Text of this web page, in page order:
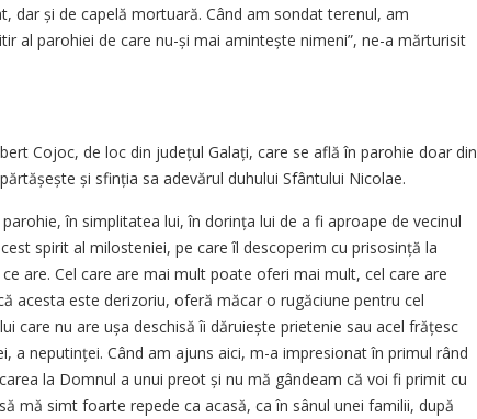
dar și de capelă mortuară. Când am sondat terenul, am
al parohiei de care nu-și mai amintește nimeni”, ne-a mărturisit
Cojoc, de loc din județul Galați, care se află în parohie doar din
și sfinția sa adevărul duhului Sfântului Nicolae.
în ­simplitatea lui, în dorința lui de a fi aproape de vecinul
spirit al milosteniei, pe care îl descoperim cu prisosință la
are. Cel care are mai mult poate oferi mai mult, cel care are
acesta este derizoriu, oferă măcar o rugăciune pentru cel
care nu are ușa deschisă îi dăruiește prietenie sau acel frățesc
a neputinței. Când am ajuns aici, m-a impresionat în primul rând
la Domnul a unui preot și nu mă gândeam că voi fi primit cu
mă simt foarte repede ca acasă, ca în sânul unei familii, după